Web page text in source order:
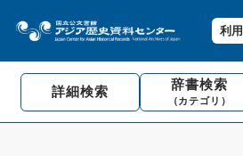
利
詳細検索 辞書検索
（カテゴリ）